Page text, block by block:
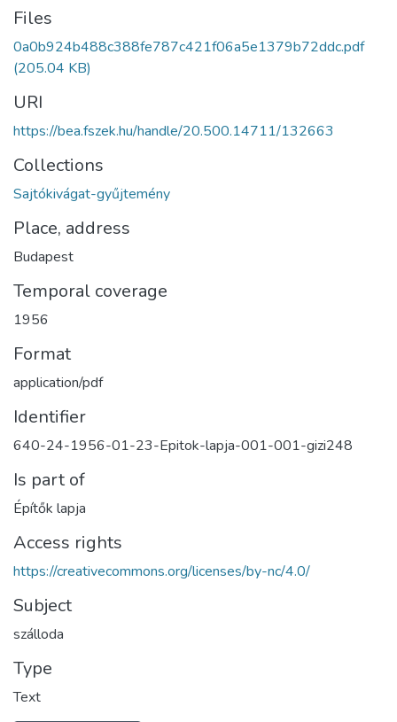
Files
0a0b924b488c388fe787c421f06a5e1379b72ddc.pdf
(205.04 KB)
URI
https://bea.fszek.hu/handle/20.500.14711/132663
Collections
Sajtókivágat-gyűjtemény
Place, address
Budapest
Temporal coverage
1956
Format
application/pdf
Identifier
640-24-1956-01-23-Epitok-lapja-001-001-gizi248
Is part of
Építők lapja
Access rights
https://creativecommons.org/licenses/by-nc/4.0/
Subject
szálloda
Type
Text